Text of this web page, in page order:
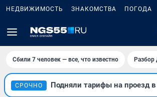
НЕДВИЖИМОСТЬ ЗНАКОМСТВА ПОГОДА
Сбили 7 человек — все, что известно Разбор
СРОЧНО Подняли тарифы на проезд в